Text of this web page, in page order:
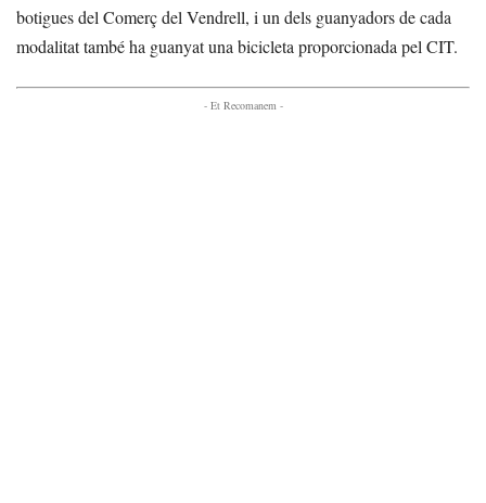
botigues del Comerç del Vendrell, i un dels guanyadors de cada
modalitat també ha guanyat una bicicleta proporcionada pel CIT.
- Et Recomanem -